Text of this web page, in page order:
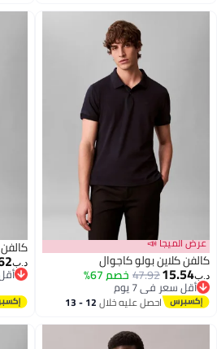
الميجا 📣
كلاين بولو كاجوال
15.54
47.92خصم 67%
سعر في 7 يوم
سعر في 7 يوماحصل عليه خلال 12 - 13
كالفن
34.62
أقل سعر
أقل سعر في